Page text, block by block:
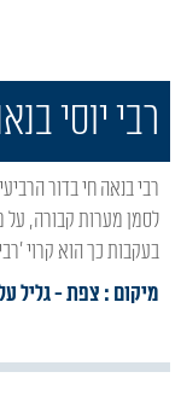
רבי יוסי
רבי בנאה חי בדור הרביעי של התנאים. מסופר בתלמוד כי רבי בנאה היה נוהג
לסמן מערות קבורה, על
בעקבות כך הוא קרוי
מיקום : צפת- גליל